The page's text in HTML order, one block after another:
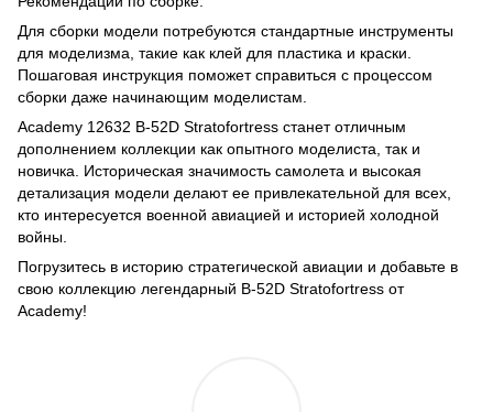
Для сборки модели потребуются стандартные инструменты
для моделизма, такие как клей для пластика и краски.
Пошаговая инструкция поможет справиться с процессом
сборки даже начинающим моделистам.
Academy 12632 B-52D Stratofortress станет отличным
дополнением коллекции как опытного моделиста, так и
новичка. Историческая значимость самолета и высокая
детализация модели делают ее привлекательной для всех,
кто интересуется военной авиацией и историей холодной
войны.
Погрузитесь в историю стратегической авиации и добавьте в
свою коллекцию легендарный B-52D Stratofortress от
Academy!